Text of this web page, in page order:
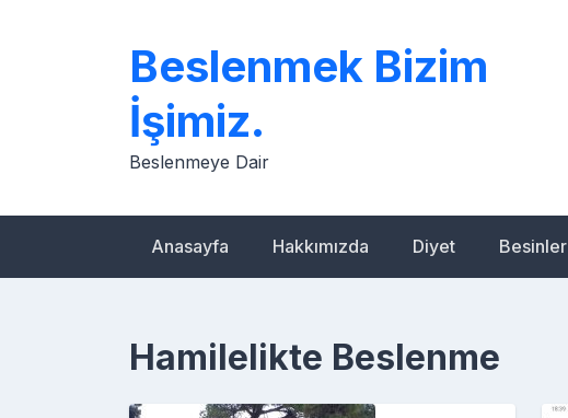
Beslenmek Bizim
İşimiz.
Beslenmeye Dair
Anasayfa Hakkımızda Diyet Besinler
Hamilelikte Beslenme